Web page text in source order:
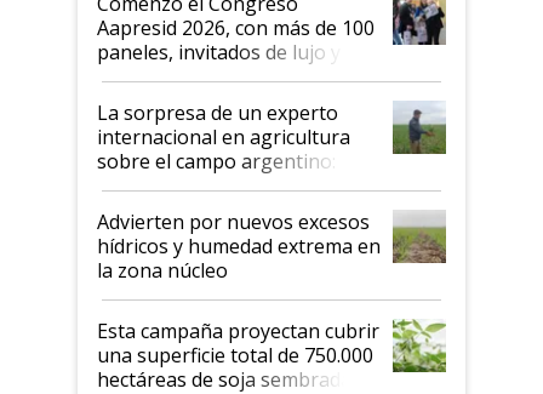
las mismas cosas de hace 50
años"
Aapresid 2026, con más de 100
paneles, invitados de lujo y
todas las tendencias
La sorpresa de un experto
internacional en agricultura
sobre el campo argentino:
"Estoy muy impresionado"
Advierten por nuevos excesos
hídricos y humedad extrema en
la zona núcleo
Esta campaña proyectan cubrir
una superficie total de 750.000
hectáreas de soja sembradas